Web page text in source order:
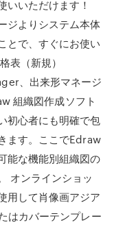
いいただけます！
ジよりシステム本体
とで、すぐにお使い
表（新規）
、出来形マネージ
組織図作成ソフト
初心者にも明確で包
ます。ここでEdraw
能な機能別組織図の
オンラインショッ
用して肖像画アジア
はカバーテンプレー